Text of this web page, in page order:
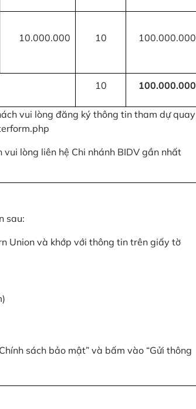
10.000.000 10 100.000.000
10 100.000.000
vui lòng đăng ký thông tin tham dự quay
lòng liên hệ Chi nhánh BIDV gần nhất
sau:
Union và khớp với thông tin trên giấy tờ
sách bảo mật” và bấm vào “Gửi thông